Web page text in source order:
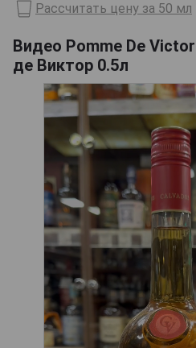
Рассчитать цену за 50 мл
Видео Pomme De
де Виктор 0.5л